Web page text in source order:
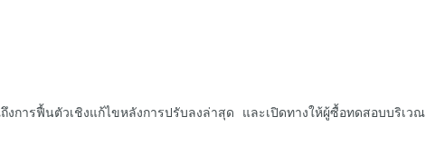
ารฟื้นตัวเชิงแก้ไขหลังการปรับลงล่าสุด และเปิดทางให้ผู้ซื้อทดสอบบริเวณ